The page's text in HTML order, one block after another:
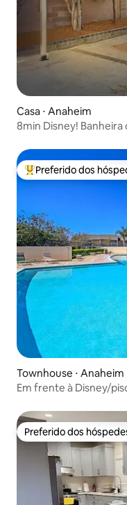
Casa ⋅ Anaheim
8min Disney! Banheira
Entre os melhores
Preferido dos
Townhouse ⋅ Anaheim
Em frente à Disney/
Preferido dos
Preferido dos